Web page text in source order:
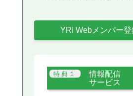
YRI Webメンバー登
情報配信
サービス